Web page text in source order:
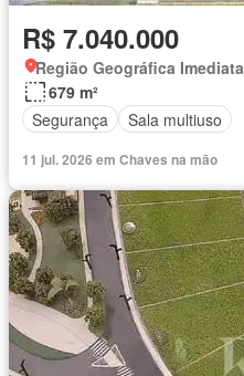
R$ 7.040.000
Região Geográfica
679 m²
Segurança
Sala multiuso
11 jul. 2026 em Chaves na mão